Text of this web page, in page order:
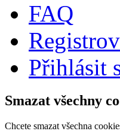
FAQ
Přihlásit
Smazat všechny
Chcete smazat všechna